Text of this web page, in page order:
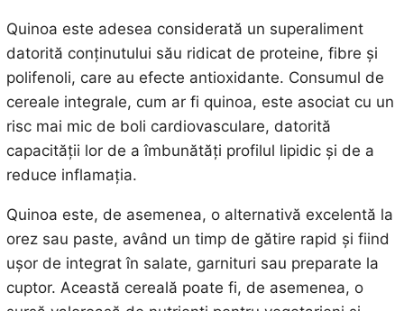
Quinoa este adesea considerată un superaliment
datorită conținutului său ridicat de proteine, fibre și
polifenoli, care au efecte antioxidante. Consumul de
cereale integrale, cum ar fi quinoa, este asociat cu un
risc mai mic de boli cardiovasculare, datorită
capacității lor de a îmbunătăți profilul lipidic și de a
reduce inflamația.
Quinoa este, de asemenea, o alternativă excelentă la
orez sau paste, având un timp de gătire rapid și fiind
ușor de integrat în salate, garnituri sau preparate la
cuptor. Această cereală poate fi, de asemenea, o